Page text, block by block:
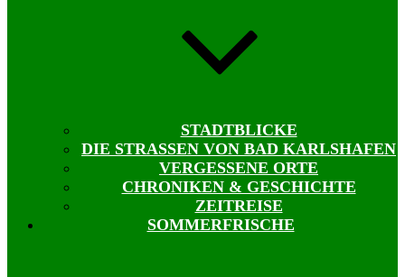
STADTBLICKE
DIE STRASSEN VON BAD KARLSHAFEN
VERGESSENE ORTE
CHRONIKEN & GESCHICHTE
ZEITREISE
SOMMERFRISCHE